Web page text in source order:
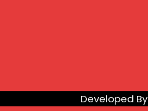
Developed By